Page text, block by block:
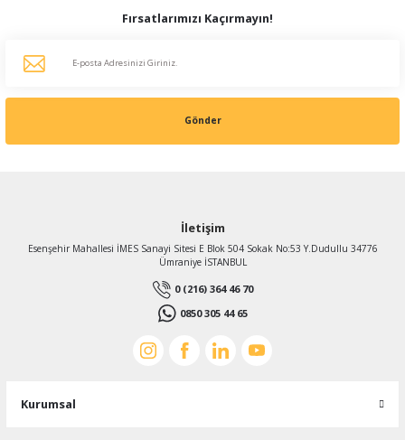
Gamak
Gamak 71 tip B5 Flanş - Alüminyum
519,00 TL
Fırsatlarımızı Kaçırmayın!
Gönder
İletişim
Esenşehir Mahallesi İMES Sanayi Sitesi E Blok 504 Sokak No:53 Y.Dudullu 34776
Ümraniye İSTANBUL
0 (216) 364 46 70
0850 305 44 65
Kurumsal